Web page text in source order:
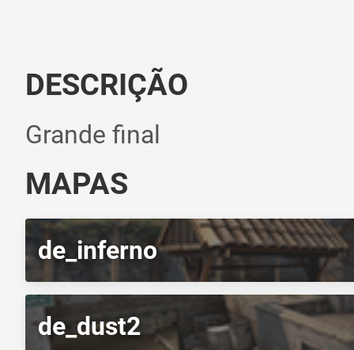
DESCRIÇÃO
Grande final
MAPAS
de_inferno
de_dust2